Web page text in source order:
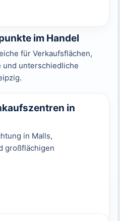
im Handel
für Verkaufsflächen,
und unterschiedliche
in
in Malls,
großflächigen